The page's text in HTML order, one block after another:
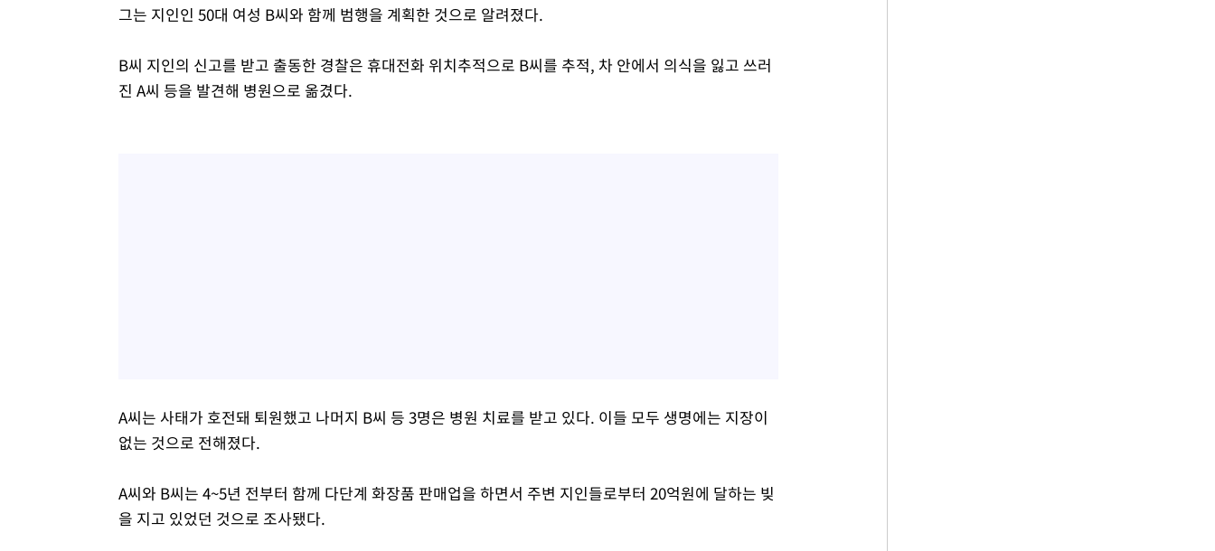
그는 지인인 50대 여성 B씨와 함께 범행을 계획한 것으로 알려졌다.
B씨 지인의 신고를 받고 출동한 경찰은 휴대전화 위치추적으로 B씨를 추적, 차 안에서 의식을 잃고 쓰러
진 A씨 등을 발견해 병원으로 옮겼다.
A씨는 사태가 호전돼 퇴원했고 나머지 B씨 등 3명은 병원 치료를 받고 있다. 이들 모두 생명에는 지장이
없는 것으로 전해졌다.
A씨와 B씨는 4~5년 전부터 함께 다단계 화장품 판매업을 하면서 주변 지인들로부터 20억원에 달하는 빚
을 지고 있었던 것으로 조사됐다.